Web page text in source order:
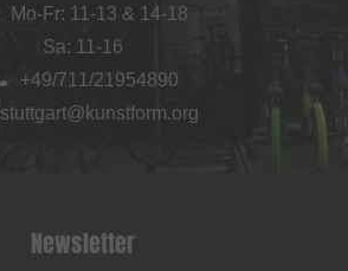
Mo-Fr: 11-13 & 14-18
Sa: 11-16
+49/711/21954890
stuttgart@kunstform.org
Newsletter